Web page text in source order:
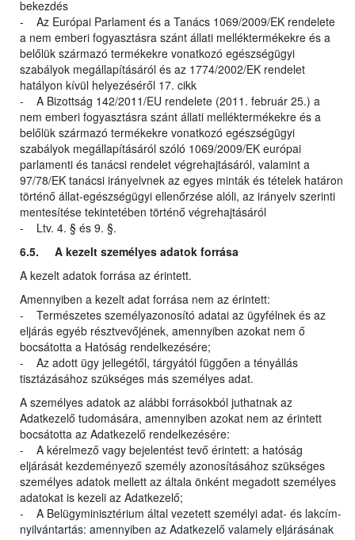
bekezdés
- Az Európai Parlament és a Tanács 1069/2009/EK rendelete
a nem emberi fogyasztásra szánt állati melléktermékekre és a
belőlük származó termékekre vonatkozó egészségügyi
szabályok megállapításáról és az 1774/2002/EK rendelet
hatályon kívül helyezéséről 17. cikk
- A Bizottság 142/2011/EU rendelete (2011. február 25.) a
nem emberi fogyasztásra szánt állati melléktermékekre és a
belőlük származó termékekre vonatkozó egészségügyi
szabályok megállapításáról szóló 1069/2009/EK európai
parlamenti és tanácsi rendelet végrehajtásáról, valamint a
97/78/EK tanácsi irányelvnek az egyes minták és tételek határon
történő állat-egészségügyi ellenőrzése alóli, az irányelv szerinti
mentesítése tekintetében történő végrehajtásáról
- Ltv. 4. § és 9. §.
6.5. A kezelt személyes adatok forrása
A kezelt adatok forrása az érintett.
Amennyiben a kezelt adat forrása nem az érintett:
- Természetes személyazonosító adatai az ügyfélnek és az
eljárás egyéb résztvevőjének, amennyiben azokat nem ő
bocsátotta a Hatóság rendelkezésére;
- Az adott ügy jellegétől, tárgyától függően a tényállás
tisztázásához szükséges más személyes adat.
A személyes adatok az alábbi forrásokból juthatnak az
Adatkezelő tudomására, amennyiben azokat nem az érintett
bocsátotta az Adatkezelő rendelkezésére:
- A kérelmező vagy bejelentést tevő érintett: a hatóság
eljárását kezdeményező személy azonosításához szükséges
személyes adatok mellett az általa önként megadott személyes
adatokat is kezeli az Adatkezelő;
- A Belügyminisztérium által vezetett személyi adat- és lakcím-
nyilvántartás: amennyiben az Adatkezelő valamely eljárásának